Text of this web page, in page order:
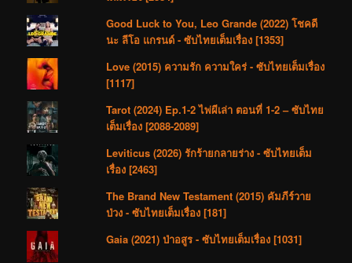
Good Luck to You, Leo Grande (2022) โชคดี
นะ ลีโอ แกรนด์ - ซับไทยเต็มเรื่อง [1353]
Love (2015) ความรัก ความใคร่ - ซับไทยเต็มเรื่อง
[1117]
Tarot (2024) Ep.1-2 ไพ่ผีเล่า ตอนที่ 1-2 – ซับไทย
เต็มเรื่อง [2088-2089]
Leviticus (2026) รักร้ายกลายร่าง - ซับไทยเต็ม
เรื่อง [2463]
The Brand New Testament (2015) คัมภีร์วาย
ป่วง - ซับไทยเต็มเรื่อง [181]
Gaia (2021) ป่าอสูร - ซับไทยเต็มเรื่อง [1031]